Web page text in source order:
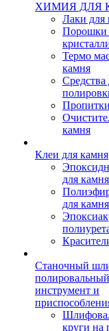
ХИМИЯ ДЛЯ
Лаки для
Порошки
Термо
камня
Средства
камня
Клеи для камня
для камня
для камня
Станочный
полировальный
инструмент и
круги на